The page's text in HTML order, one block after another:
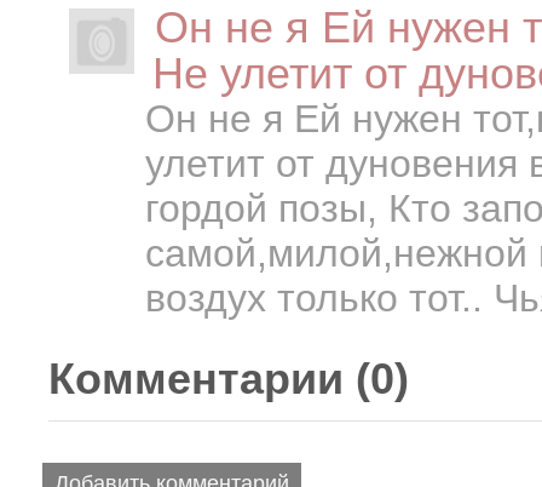
Он не я Ей нужен
Не улетит от
Он не я Ей нужен
улетит от дуновения
гордой позы, Кто
самой,милой,нежной
воздух только тот..
Комментарии (0)